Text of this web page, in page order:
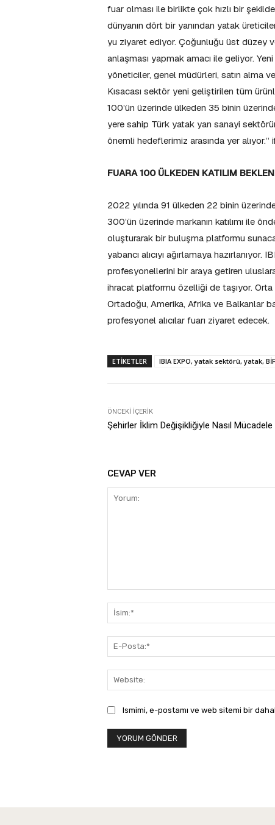
fuar olması ile birlikte çok hızlı bir
dünyanın dört bir yanından yatak
yu ziyaret ediyor. Çoğunluğu üst düzey
anlaşması yapmak amacı ile geliyor.
yöneticiler, genel müdürleri, satın alma
Kısacası sektör yeni geliştirilen tüm
100’ün üzerinde ülkeden 35 binin
yere sahip Türk yatak yan sanayi
önemli hedeflerimiz arasında yer alıyor.”
FUARA 100 ÜLKEDEN KATILIM
2022 yılında 91 ülkeden 22 binin
300’ün üzerinde markanın katılımı ile
oluşturarak bir buluşma platformu
yabancı alıcıyı ağırlamaya
profesyonellerini bir araya getiren
ihracat platformu özelliği de taşıyor.
Ortadoğu, Amerika, Afrika ve Balkanlar
profesyonel alıcılar fuarı ziyaret edecek.
ETIKETLER IBIA EXPO, yatak sektörü, yatak,
ÖNCEKI İÇERIK
Şehirler İklim Değişikliğiyle Nasıl Mücadele
CEVAP VER
Ismimi, e-postamı ve web sitemi bir